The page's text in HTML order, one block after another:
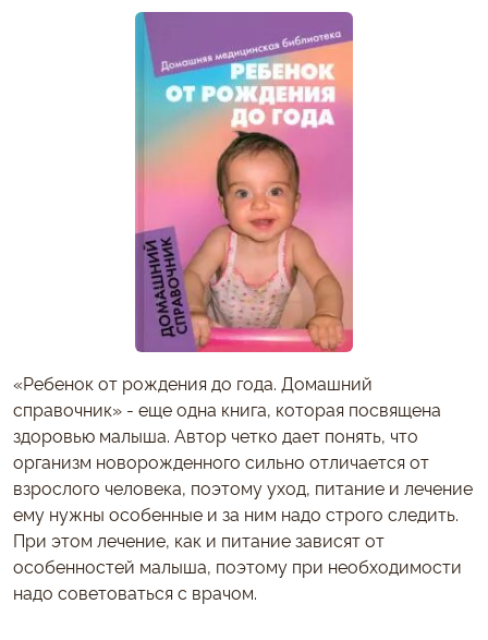
«Ребенок от рождения до года. Домашний
справочник» - еще одна книга, которая посвящена
здоровью малыша. Автор четко дает понять, что
организм новорожденного сильно отличается от
взрослого человека, поэтому уход, питание и лечение
ему нужны особенные и за ним надо строго следить.
При этом лечение, как и питание зависят от
особенностей малыша, поэтому при необходимости
надо советоваться с врачом.